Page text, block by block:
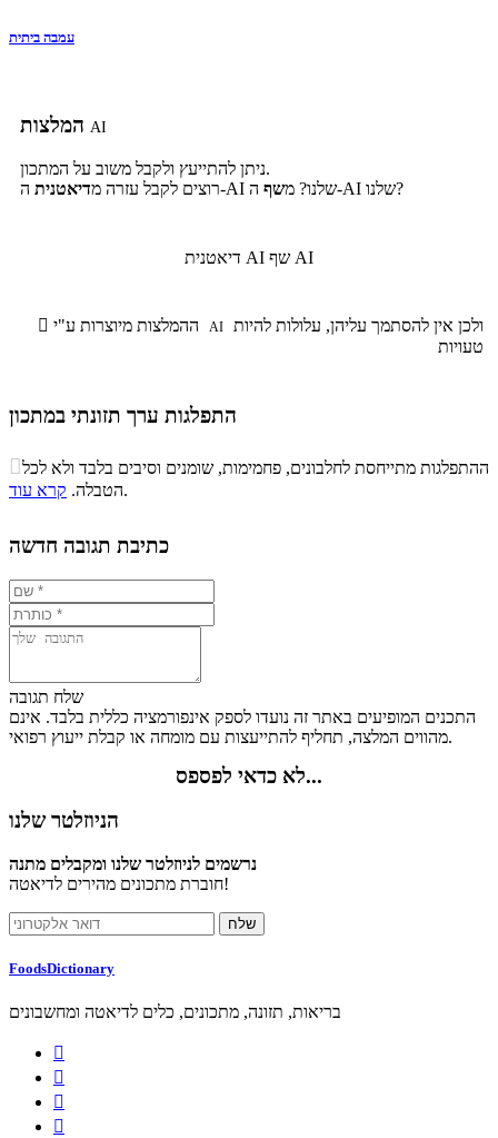
עמבה ביתית
AI
ניתן להתייעץ ולקבל משוב על המתכון.
רוצים לקבל עזרה מדיאטנית ה-AI שלנו? משף ה-AI שלנו?
דיאטנית AI שף AI
 AI
טעויות
התפלגות ערך תזונתי במתכון
התפלגות ערך תזונתי במתכון
סיבים
תזונתיים
שומנים חלבונים
ההתפלגות מתייחסת לחלבונים, פחמימות, שומנים וסיבים בלבד ולא לכל
הטבלה. קרא עוד .
כתיבת תגובה חדשה
שלח תגובה
התכנים המופיעים באתר זה נועדו לספק אינפורמציה כללית בלבד. אינם
מהווים המלצה, תחליף להתייעצות עם מומחה או קבלת ייעוץ רפואי.
לא כדאי לפספס...
הניוזלטר שלנו
נרשמים לניוזלטר שלנו ומקבלים מתנה
חוברת מתכונים מהירים לדיאטה!
FoodsDictionary
בריאות, תזונה, מתכונים, כלים לדיאטה ומחשבונים



